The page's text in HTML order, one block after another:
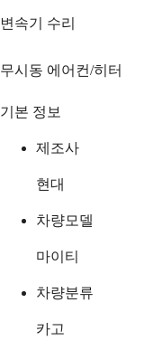
변속기 수리
무시동 에어컨/히터
기본 정보
제조사
현대
차량모델
마이티
차량분류
카고